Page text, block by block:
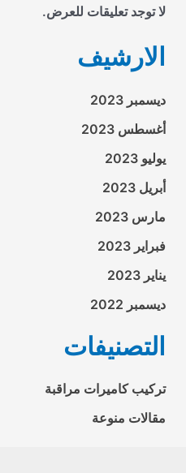
لا توجد تعليقات للعرض.
الارشيف
ديسمبر 2023
أغسطس 2023
يوليو 2023
أبريل 2023
مارس 2023
فبراير 2023
يناير 2023
ديسمبر 2022
التصنيفات
تركيب كاميرات مراقبة
مقالات منوعة